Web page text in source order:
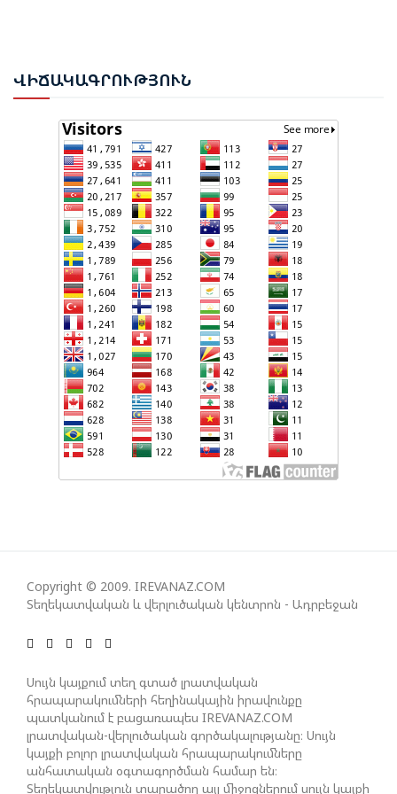
ԽՈՐՀՐԴՈՒՄ ՇԵՇՏԵԼ Է ԱԽ-Ի ԲԱՆԱՁԵՎԵՐԻ
ԿԱՏԱՐՄԱՆ ԱՆՀՐԱԺԵՇՏՈՒԹՅՈՒՆԸ
ՄԻԽԵԻԼ ԿԱՎԵԼԱՇՎԻԼԻ. ԱԴՐԲԵՋԱՆԸ, ԹՈՒՐՔԻԱՆ,
ԿԵՆՏՐՈՆԱԿԱՆ ԱՍԻԱՅԻ ԵՐԿՐՆԵՐԸ ԵՎ
ՉԻՆԱՍՏԱՆԸ ԲԱՐՁՐ ԵՆ ԳՆԱՀԱՏՈՒՄ ՎՐԱՍՏԱՆԻ
ԴԵՐԸ ՏԱՐԱԾԱՇՐՋԱՆՈՒՄ
ՉԵՉԵԼԱՇՎԻԼԻՆ ԱԴՐԲԵՋԱՆ-ԳԵՐՄԱՆԻԱ ԵՐԿԿՈՂՄ
ՌԱԶՄԱՎԱՐԱԿԱՆ ԳՈՐԾԸՆԿԵՐՈՒԹՅԱՆ ՄԱՍԻՆ
ՈՒԿՐԱԻՆԱՅՈՒՄ ԱԴՐԲԵՋԱՆԱԿԱՆ ՍՓՅՈՒՌՔԻ
ԱԿՏԻՎԻՍՏԻ ՈՐԴԻՆ ՆՇԱՆԱԿՎԵԼ Է ԿԻևԻ ՄԱՐԶԻ
ՆԱՀԱՆԳԱՊԵՏ
ՎԻՃԱԿԱԳՐՈՒԹՅՈՒՆ
Copyright © 2009. IREVANAZ.COM
Տեղեկատվական և վերլուծական կենտրոն - Ադրբեջան
Սույն կայքում տեղ գտած լրատվական
հրապարակումների հեղինակային իրավունքը
պատկանում է բացառապես IREVANAZ.COM
լրատվական-վերլուծական գործակալությանը։ Սույն
կայքի բոլոր լրատվական հրապարակումները
անհատական օգտագործման համար են։
Տեղեկատվություն տարածող այլ միջոցներում սույն կայքի